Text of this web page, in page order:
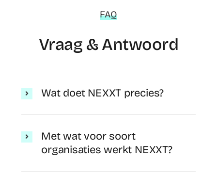
FAQ
Vraag & Antwoord
Wat doet NEXXT precies?
Met wat voor soort
organisaties werkt NEXXT?